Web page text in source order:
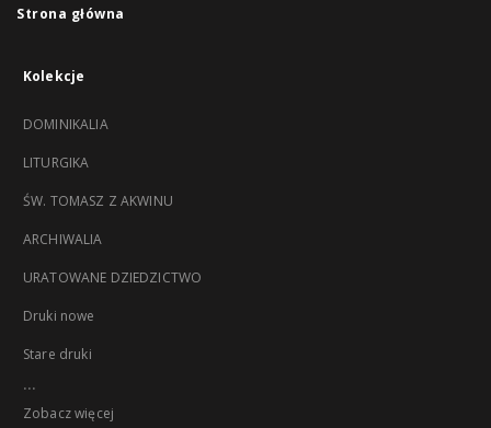
Strona główna
Kolekcje
DOMINIKALIA
LITURGIKA
ŚW. TOMASZ Z AKWINU
ARCHIWALIA
URATOWANE DZIEDZICTWO
Druki nowe
Stare druki
...
Zobacz więcej